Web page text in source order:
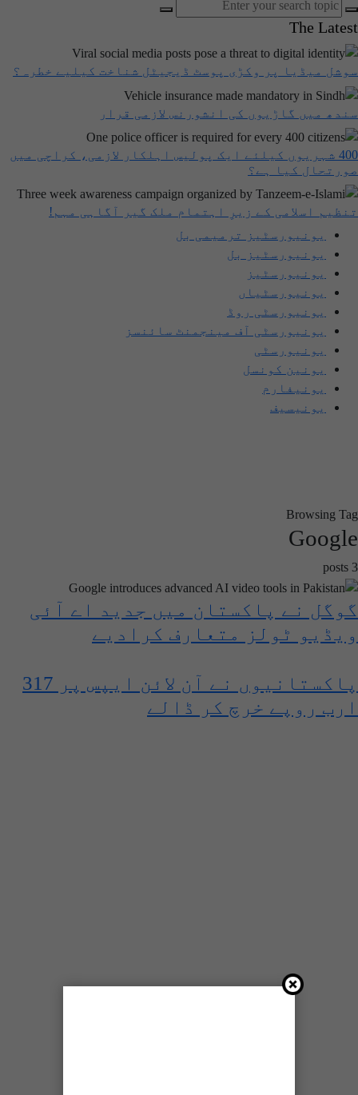
The Latest
سوشل میڈیا پر وکڑی پوسٹ ڈیجیٹل شناخت کیلیے خطرہ؟
سندھ میں گاڑیوں کی انشورنس لازمی قرار
400 شہریوں کیلئے ایک پولیس اہلکار لازمی، کراچی میں
صورتحال کیا ہے؟
تنظیم اسلامی کے زیرِ اہتمام ملک گیر آگاہی مہم!
یونیورسٹیز ترمیمی بل
یونیورسٹیز بل
یونیورسٹیز
یونیورسٹیاں
یونیورسٹی روڈ
یونیورسٹی آف مینجمنٹ سائنسز
یونیورسٹی
یونین کونسل
یونیفارم
یونیسیف
Browsing Tag
Google
3 posts
گوگل نے پاکستان میں جدید اے آئی
ویڈیو ٹولز متعارف کرادیے
پاکستانیوں نے آن لائن ایپس پر 317
ارب روپے خرچ کر ڈالے